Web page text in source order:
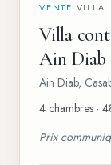
VENTE VILLA
Villa
Ain Diab
Ain Diab,
4 chambres ·
Prix